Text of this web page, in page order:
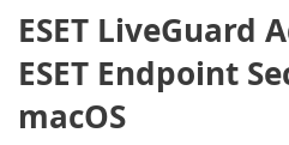
ESET LiveGuard
ESET Endpoint
macOS